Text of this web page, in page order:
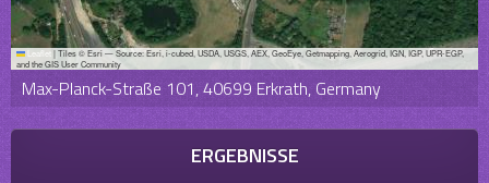
Leaflet |Tiles © Esri — Source: Esri, i-cubed, USDA, USGS, AEX, GeoEye, Getmapping, Aerogrid, IGN, IGP, UPR-EGP,
and the GIS User Community
Max-Planck-Straße 101, 40699 Erkrath, Germany
ERGEBNISSE